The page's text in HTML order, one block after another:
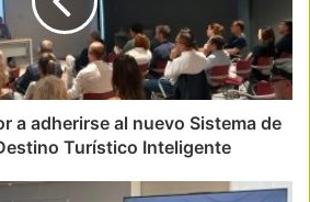
a adherirse al nuevo Sistema de
Turístico Inteligente